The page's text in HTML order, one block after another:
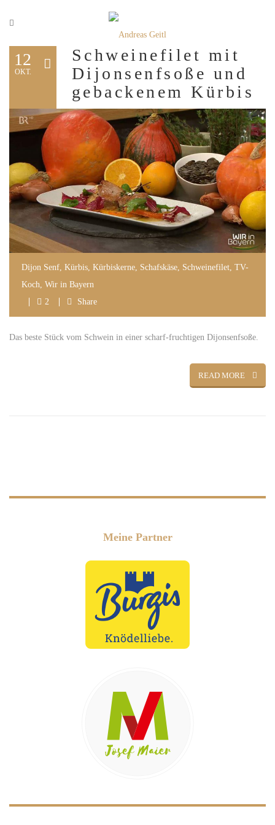
12
OKT.
Schweinefilet mit
Dijonsenfsoße und
gebackenem Kürbis
Dijon Senf, Kürbis, Kürbiskerne, Schafskäse, Schweinefilet, TV-
Koch, Wir in Bayern
2
Share
Das beste Stück vom Schwein in einer scharf-fruchtigen Dijonsenfsoße.
READ MORE
Meine Partner